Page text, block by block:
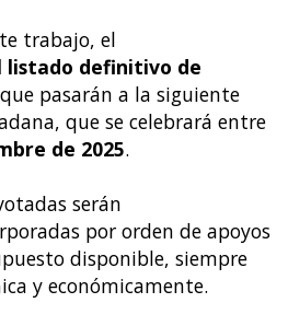
trabajo, el
listado definitivo de
pasarán a la siguiente
que se celebrará entre
de 2025.
serán
por orden de apoyos
disponible, siempre
y económicamente.